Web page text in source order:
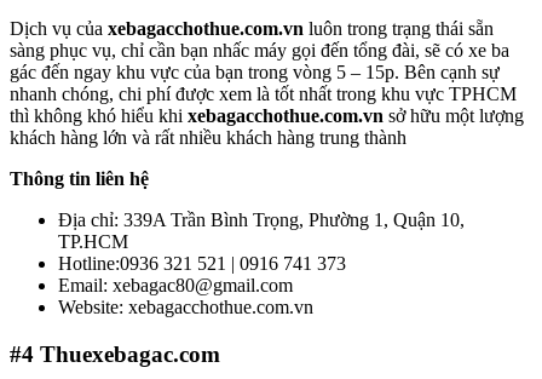
Dịch vụ của xebagacchothue.com.vn luôn trong trạng thái sẵn
sàng phục vụ, chỉ cần bạn nhấc máy gọi đến tổng đài, sẽ có xe ba
gác đến ngay khu vực của bạn trong vòng 5 – 15p. Bên cạnh sự
nhanh chóng, chi phí được xem là tốt nhất trong khu vực TPHCM
thì không khó hiểu khi xebagacchothue.com.vn sở hữu một lượng
khách hàng lớn và rất nhiều khách hàng trung thành
Thông tin liên hệ
Địa chỉ: 339A Trần Bình Trọng, Phường 1, Quận 10,
TP.HCM
Hotline:0936 321 521 | 0916 741 373
Email: xebagac80@gmail.com
Website: xebagacchothue.com.vn
#4 Thuexebagac.com